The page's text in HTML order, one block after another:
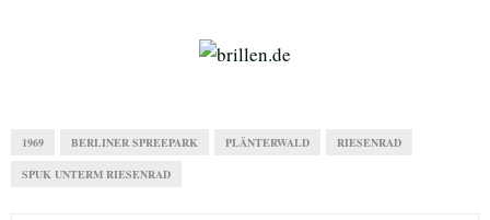
1969 BERLINER SPREEPARK PLÄNTERWALD RIESENRAD
SPUK UNTERM RIESENRAD